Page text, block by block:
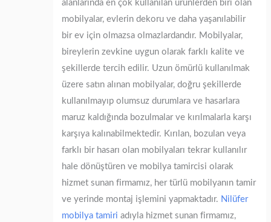
alanlarında en çok kullanılan ürünlerden biri olan
mobilyalar, evlerin dekoru ve daha yaşanılabilir
bir ev için olmazsa olmazlardandır. Mobilyalar,
bireylerin zevkine uygun olarak farklı kalite ve
şekillerde tercih edilir. Uzun ömürlü kullanılmak
üzere satın alınan mobilyalar, doğru şekillerde
kullanılmayıp olumsuz durumlara ve hasarlara
maruz kaldığında bozulmalar ve kırılmalarla karşı
karşıya kalınabilmektedir. Kırılan, bozulan veya
farklı bir hasarı olan mobilyaları tekrar kullanılır
hale dönüştüren ve mobilya tamircisi olarak
hizmet sunan firmamız, her türlü mobilyanın tamir
ve yerinde montaj işlemini yapmaktadır. Nilüfer
mobilya tamiri adıyla hizmet sunan firmamız,